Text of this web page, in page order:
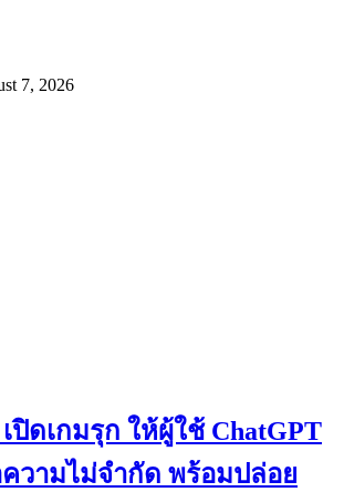
7, 2026
ปิดเกมรุก ให้ผู้ใช้ ChatGPT
วามไม่จำกัด พร้อมปล่อย